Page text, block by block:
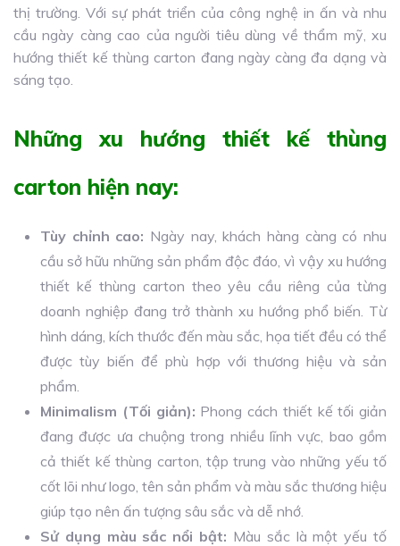
thị trường. Với sự phát triển của công nghệ in ấn và nhu
cầu ngày càng cao của người tiêu dùng về thẩm mỹ, xu
hướng thiết kế thùng carton đang ngày càng đa dạng và
sáng tạo.
Những xu hướng thiết kế thùng
carton hiện nay:
Tùy chỉnh cao: Ngày nay, khách hàng càng có nhu
cầu sở hữu những sản phẩm độc đáo, vì vậy xu hướng
thiết kế thùng carton theo yêu cầu riêng của từng
doanh nghiệp đang trở thành xu hướng phổ biến. Từ
hình dáng, kích thước đến màu sắc, họa tiết đều có thể
được tùy biến để phù hợp với thương hiệu và sản
phẩm.
Minimalism (Tối giản): Phong cách thiết kế tối giản
đang được ưa chuộng trong nhiều lĩnh vực, bao gồm
cả thiết kế thùng carton, tập trung vào những yếu tố
cốt lõi như logo, tên sản phẩm và màu sắc thương hiệu
giúp tạo nên ấn tượng sâu sắc và dễ nhớ.
Sử dụng màu sắc nổi bật: Màu sắc là một yếu tố